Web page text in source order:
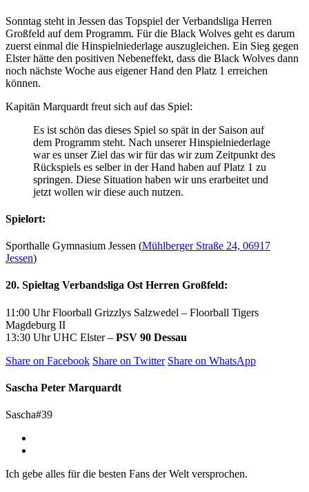
Sonntag steht in Jessen das Topspiel der Verbandsliga Herren
Großfeld auf dem Programm. Für die Black Wolves geht es darum
zuerst einmal die Hinspielniederlage auszugleichen. Ein Sieg gegen
Elster hätte den positiven Nebeneffekt, dass die Black Wolves dann
noch nächste Woche aus eigener Hand den Platz 1 erreichen
können.
Kapitän Marquardt freut sich auf das Spiel:
Es ist schön das dieses Spiel so spät in der Saison auf
dem Programm steht. Nach unserer Hinspielniederlage
war es unser Ziel das wir für das wir zum Zeitpunkt des
Rückspiels es selber in der Hand haben auf Platz 1 zu
springen. Diese Situation haben wir uns erarbeitet und
jetzt wollen wir diese auch nutzen.
Spielort:
Sporthalle Gymnasium Jessen (Mühlberger Straße 24, 06917
Jessen)
20. Spieltag Verbandsliga Ost Herren Großfeld:
11:00 Uhr Floorball Grizzlys Salzwedel – Floorball Tigers
Magdeburg II
13:30 Uhr UHC Elster – PSV 90 Dessau
Share on Facebook Share on Twitter Share on WhatsApp
Sascha Peter Marquardt
Sascha#39
Ich gebe alles für die besten Fans der Welt versprochen.